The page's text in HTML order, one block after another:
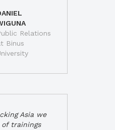
Relations
Binus
Asia we
of trainings